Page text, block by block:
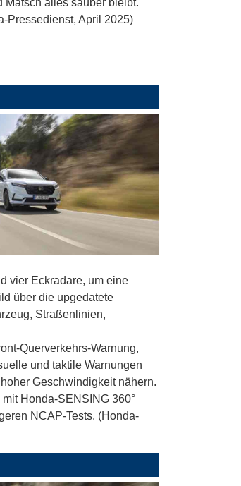
Matsch alles sauber bleibt.
Pressedienst, April 2025)
vier Eckradare, um eine
über die upgedatete
Straßenlinien,
Querverkehrs-Warnung,
und taktile Warnungen
Geschwindigkeit nähern.
Honda-SENSING 360°
NCAP-Tests. (Honda-